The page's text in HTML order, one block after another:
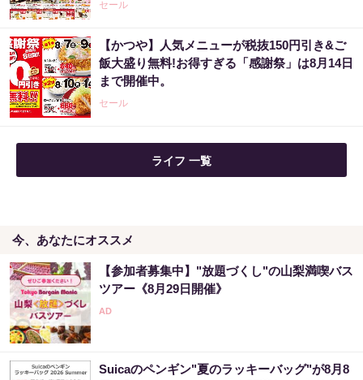
セール
【かつや】人気メニューが税抜150円引き&ご
飯大盛り無料!お得すぎる「感謝祭」は8月14日
まで開催中。
セール
ライフ 一覧
今、あなたにオススメ
【参加者募集中】"放題づくし"の山梨満喫バス
ツアー《8月29日開催》
Suicaのペンギン"夏のラッキーバッグ"が8月8